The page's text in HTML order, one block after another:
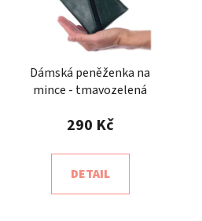
Dámská peněženka na
mince - tmavozelená
290 Kč
DETAIL